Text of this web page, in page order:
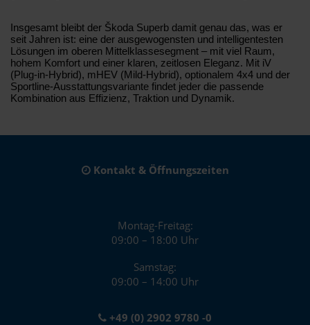
Insgesamt bleibt der Škoda Superb damit genau das, was er
seit Jahren ist: eine der ausgewogensten und intelligentesten
Lösungen im oberen Mittelklassesegment – mit viel Raum,
hohem Komfort und einer klaren, zeitlosen Eleganz. Mit iV
(Plug-in-Hybrid), mHEV (Mild-Hybrid), optionalem 4x4 und der
Sportline-Ausstattungsvariante findet jeder die passende
Kombination aus Effizienz, Traktion und Dynamik.
Kontakt & Öffnungszeiten
Montag-Freitag:
09:00 – 18:00 Uhr
Samstag:
09:00 – 14:00 Uhr
+49 (0) 2902 9780 -0